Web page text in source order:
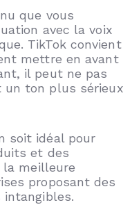
que vous
avec la voix
TikTok convient
mettre en avant
il peut ne pas
un ton plus sérieux
soit idéal pour
et des
meilleure
proposant des
intangibles.